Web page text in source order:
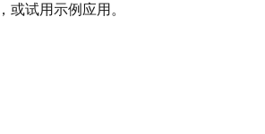
试用示例应用。